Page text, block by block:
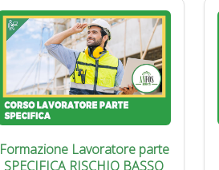
Formazione Lavoratore parte
SPECIFICA RISCHIO BASSO